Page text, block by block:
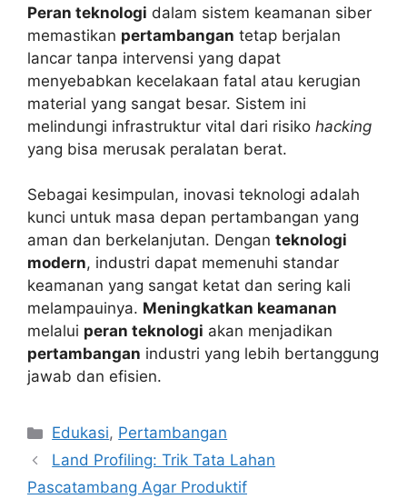
Peran teknologi dalam sistem keamanan siber
memastikan pertambangan tetap berjalan
lancar tanpa intervensi yang dapat
menyebabkan kecelakaan fatal atau kerugian
material yang sangat besar. Sistem ini
melindungi infrastruktur vital dari risiko hacking
yang bisa merusak peralatan berat.
Sebagai kesimpulan, inovasi teknologi adalah
kunci untuk masa depan pertambangan yang
aman dan berkelanjutan. Dengan teknologi
modern, industri dapat memenuhi standar
keamanan yang sangat ketat dan sering kali
melampauinya. Meningkatkan keamanan
melalui peran teknologi akan menjadikan
pertambangan industri yang lebih bertanggung
jawab dan efisien.
Kategori
Edukasi, Pertambangan
Land Profiling: Trik Tata Lahan
Pascatambang Agar Produktif